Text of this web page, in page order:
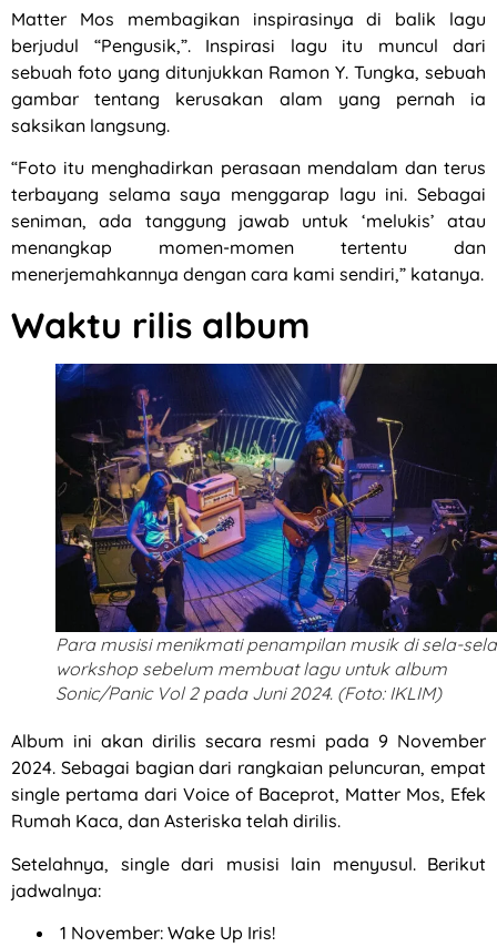
Matter Mos membagikan inspirasinya di balik lagu
berjudul “Pengusik,”. Inspirasi lagu itu muncul dari
sebuah foto yang ditunjukkan Ramon Y. Tungka, sebuah
gambar tentang kerusakan alam yang pernah ia
saksikan langsung.
“Foto itu menghadirkan perasaan mendalam dan terus
terbayang selama saya menggarap lagu ini. Sebagai
seniman, ada tanggung jawab untuk ‘melukis’ atau
menangkap momen-momen tertentu dan
menerjemahkannya dengan cara kami sendiri,” katanya.
Waktu rilis album
Para musisi menikmati penampilan musik di sela-sela
workshop sebelum membuat lagu untuk album
Sonic/Panic Vol 2 pada Juni 2024. (Foto: IKLIM)
Album ini akan dirilis secara resmi pada 9 November
2024. Sebagai bagian dari rangkaian peluncuran, empat
single pertama dari Voice of Baceprot, Matter Mos, Efek
Rumah Kaca, dan Asteriska telah dirilis.
Setelahnya, single dari musisi lain menyusul. Berikut
jadwalnya:
1 November: Wake Up Iris!